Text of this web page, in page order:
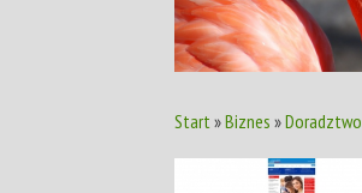
Start »Biznes »Doradztwo